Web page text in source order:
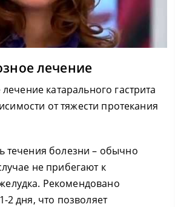
лечение
катарального гастрита
от тяжести протекания
течения болезни – обычно
не прибегают к
Рекомендовано
2 дня, что позволяет